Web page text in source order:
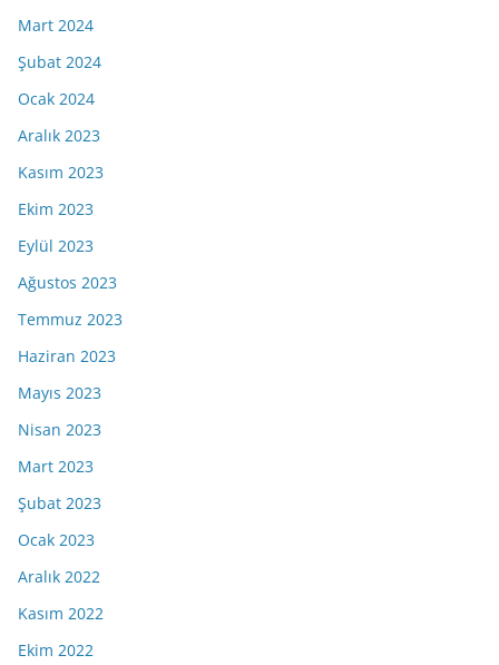
Mart 2024
Şubat 2024
Ocak 2024
Aralık 2023
Kasım 2023
Ekim 2023
Eylül 2023
Ağustos 2023
Temmuz 2023
Haziran 2023
Mayıs 2023
Nisan 2023
Mart 2023
Şubat 2023
Ocak 2023
Aralık 2022
Kasım 2022
Ekim 2022